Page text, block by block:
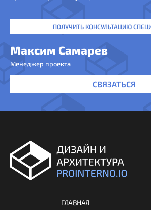
ПОЛУЧИТЬ КОНСУЛЬТАЦИЮ
Максим Самарев
Менеджер проекта
СВЯЗАТЬСЯ
ГЛАВНАЯ